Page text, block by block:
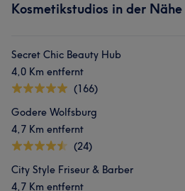
Kosmetikstudios in der Nähe
Secret Chic Beauty Hub
4,0 Km entfernt
(166)
Godere Wolfsburg
4,7 Km entfernt
(24)
City Style Friseur & Barber
4,7 Km entfernt